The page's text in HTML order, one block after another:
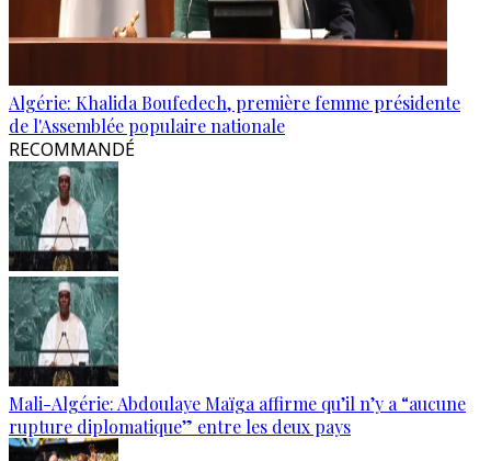
Algérie: Khalida Boufedech, première femme présidente
de l'Assemblée populaire nationale
RECOMMANDÉ
Mali-Algérie: Abdoulaye Maïga affirme qu’il n’y a “aucune
rupture diplomatique” entre les deux pays